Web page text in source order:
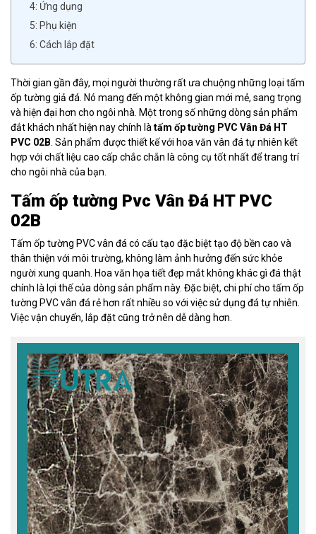
4: Ứng dụng
5: Phụ kiện
6: Cách lắp đặt
Thời gian gần đây, mọi người thường rất ưa chuộng những loại tấm
ốp tường giả đá. Nó mang đến một không gian mới mẻ, sang trọng
và hiện đại hơn cho ngôi nhà. Một trong số những dòng sản phẩm
đắt khách nhất hiện nay chính là tấm ốp tường PVC Vân Đá HT
PVC 02B . Sản phẩm được thiết kế với hoa văn vân đá tự nhiên kết
hợp với chất liệu cao cấp chắc chắn là công cụ tốt nhất để trang trí
cho ngôi nhà của bạn.
Tấm ốp tường Pvc Vân Đá HT PVC
02B
Tấm ốp tường PVC vân đá có cấu tạo đặc biệt tạo độ bền cao và
thân thiện với môi trường, không làm ảnh hưởng đến sức khỏe
người xung quanh. Hoa văn họa tiết đẹp mắt không khác gì đá thật
chính là lợi thế của dòng sản phẩm này. Đặc biệt, chi phí cho tấm ốp
tường PVC vân đá rẻ hơn rất nhiều so với việc sử dụng đá tự nhiên.
Việc vận chuyển, lắp đặt cũng trở nên dễ dàng hơn.